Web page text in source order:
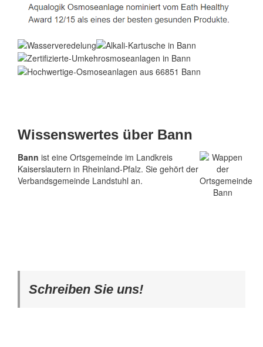
Wissenswertes über Bann
Bann ist eine Ortsgemeinde im Landkreis
Kaiserslautern in Rheinland-Pfalz. Sie gehört der
Verbandsgemeinde Landstuhl an.
Schreiben Sie uns!